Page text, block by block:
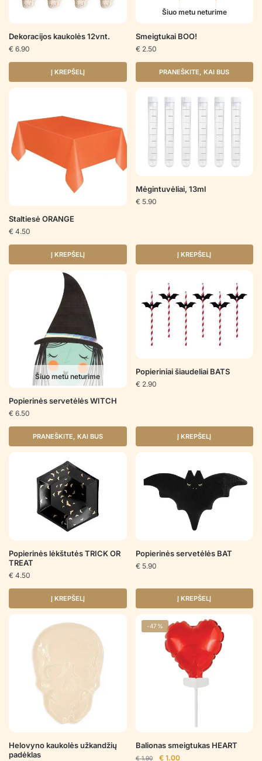
Dekoracijos kaukolės 12vnt.
€ 6.90
Į KREPŠELĮ
Šiuo metu neturime
Smeigtukai BOO!
€ 2.50
PRANEŠKITE, KAI BUS
Staltiesė ORANGE
€ 4.50
Į KREPŠELĮ
Mėgintuvėliai, 13ml
€ 5.90
Į KREPŠELĮ
Šiuo metu neturime
Popierinės servetėlės WITCH
€ 6.50
PRANEŠKITE, KAI BUS
Popieriniai šiaudeliai BATS
€ 2.90
Į KREPŠELĮ
Popierinės lėkštutės TRICK OR
TREAT
€ 4.50
Į KREPŠELĮ
Popierinės servetėlės BAT
€ 5.90
Į KREPŠELĮ
Helovyno kaukolės užkandžių
padėklas
-47%
Balionas smeigtukas HEART
€1.90 Original
€1.00Current